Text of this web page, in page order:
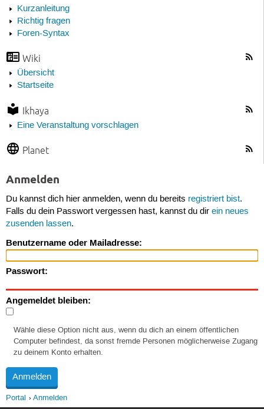
Kurzanleitung
Richtig fragen
Foren-Syntax
Wiki
Übersicht
Startseite
Ikhaya
Eine Veranstaltung vorschlagen
Planet
Anmelden
Du kannst dich hier anmelden, wenn du bereits registriert bist.
Falls du dein Passwort vergessen hast, kannst du dir ein neues
zusenden lassen.
Benutzername oder Mailadresse:
Passwort:
Angemeldet bleiben:
Wähle diese Option nicht aus, wenn du dich an einem öffentlichen
Computer befindest, da sonst fremde Personen möglicherweise Zugang
zu deinem Konto erhalten.
Portal Anmelden